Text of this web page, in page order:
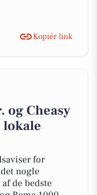
Kopiér link
og Cheasy
lokale
for
nogle
de bedste